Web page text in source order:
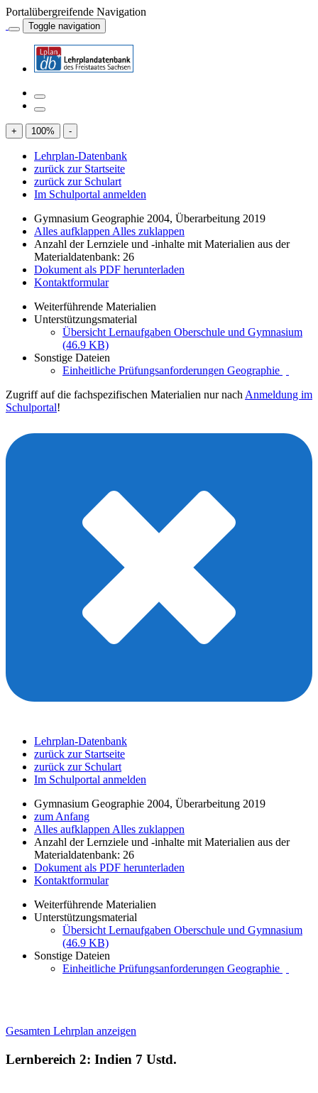
Portalübergreifende Navigation
Toggle navigation
+ 100% -
Lehrplan-Datenbank
zurück zur Startseite
zurück zur Schulart
Im Schulportal anmelden
Gymnasium Geographie 2004, Überarbeitung 2019
Alles aufklappen Alles zuklappen
Anzahl der Lernziele und -inhalte mit Materialien aus der
Materialdatenbank: 26
Dokument als PDF herunterladen
Kontaktformular
Weiterführende Materialien
Unterstützungsmaterial
Übersicht Lernaufgaben Oberschule und Gymnasium
(46.9 KB)
Sonstige Dateien
Einheitliche Prüfungsanforderungen Geographie
Zugriff auf die fachspezifischen Materialien nur nach Anmeldung im
Schulportal!
Lehrplan-Datenbank
zurück zur Startseite
zurück zur Schulart
Im Schulportal anmelden
Gymnasium Geographie 2004, Überarbeitung 2019
zum Anfang
Alles aufklappen Alles zuklappen
Anzahl der Lernziele und -inhalte mit Materialien aus der
Materialdatenbank: 26
Dokument als PDF herunterladen
Kontaktformular
Weiterführende Materialien
Unterstützungsmaterial
Übersicht Lernaufgaben Oberschule und Gymnasium
(46.9 KB)
Sonstige Dateien
Einheitliche Prüfungsanforderungen Geographie
Gesamten Lehrplan anzeigen
Lernbereich 2: Indien 7 Ustd.